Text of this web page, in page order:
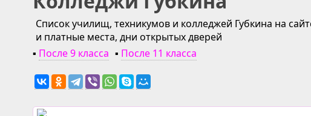
Список училищ, техникумов и колледжей Губкина на
и платные места, дни открытых дверей
▪ После 9 класса ▪ После 11 класса